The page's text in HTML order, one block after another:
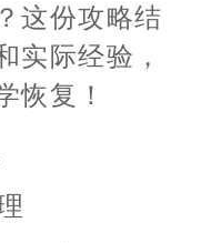
这份攻略结
实际经验，
恢复！